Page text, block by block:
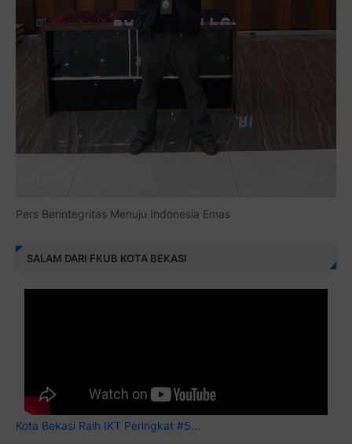
Pers Berintegritas Menuju Indonesia Emas
SALAM DARI FKUB KOTA BEKASI
Kota Bekasi Raih IKT Peringkat #5...